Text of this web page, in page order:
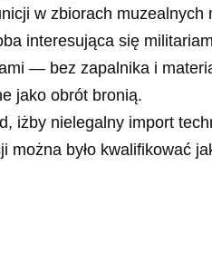
w zbiorach muzealnych
interesująca się
— bez zapalnika i
jako obrót bronią.
iżby nielegalny import
można było kwalifikować